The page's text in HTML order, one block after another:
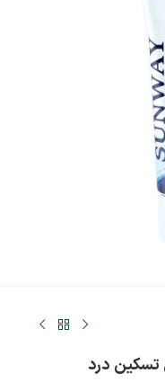
درد